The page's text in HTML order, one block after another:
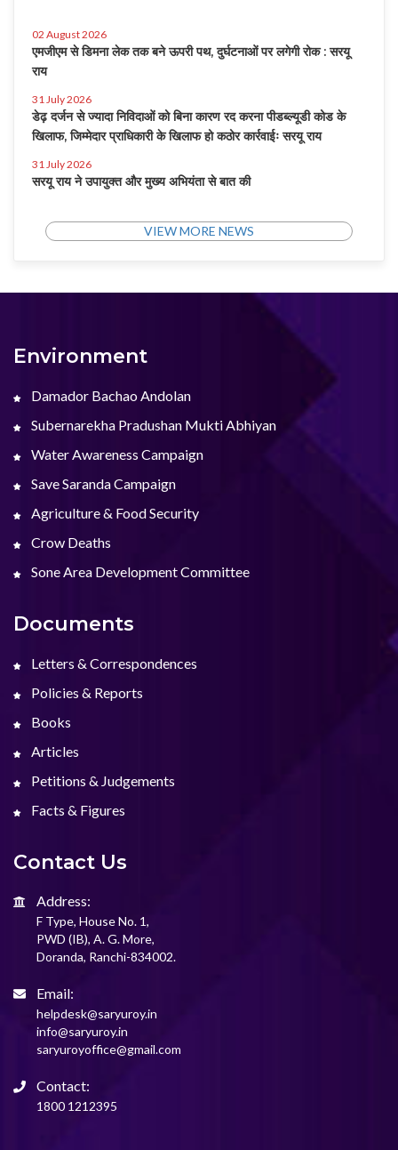
02 August 2026
एमजीएम से डिमना लेक तक बने ऊपरी पथ, दुर्घटनाओं पर लगेगी रोक : सरयू
राय
31 July 2026
डेढ़ दर्जन से ज्यादा निविदाओं को बिना कारण रद करना पीडब्ल्यूडी कोड के
खिलाफ, जिम्मेदार प्राधिकारी के खिलाफ हो कठोर कार्रवाईः सरयू राय
31 July 2026
सरयू राय ने उपायुक्त और मुख्य अभियंता से बात की
VIEW MORE NEWS
Environment
Damador Bachao Andolan
Subernarekha Pradushan Mukti Abhiyan
Water Awareness Campaign
Save Saranda Campaign
Agriculture & Food Security
Crow Deaths
Sone Area Development Committee
Documents
Letters & Correspondences
Policies & Reports
Books
Articles
Petitions & Judgements
Facts & Figures
Contact Us
Address:
F Type, House No. 1,
PWD (IB), A. G. More,
Doranda, Ranchi-834002.
Email:
helpdesk@saryuroy.in
info@saryuroy.in
saryuroyoffice@gmail.com
Contact:
1800 1212395